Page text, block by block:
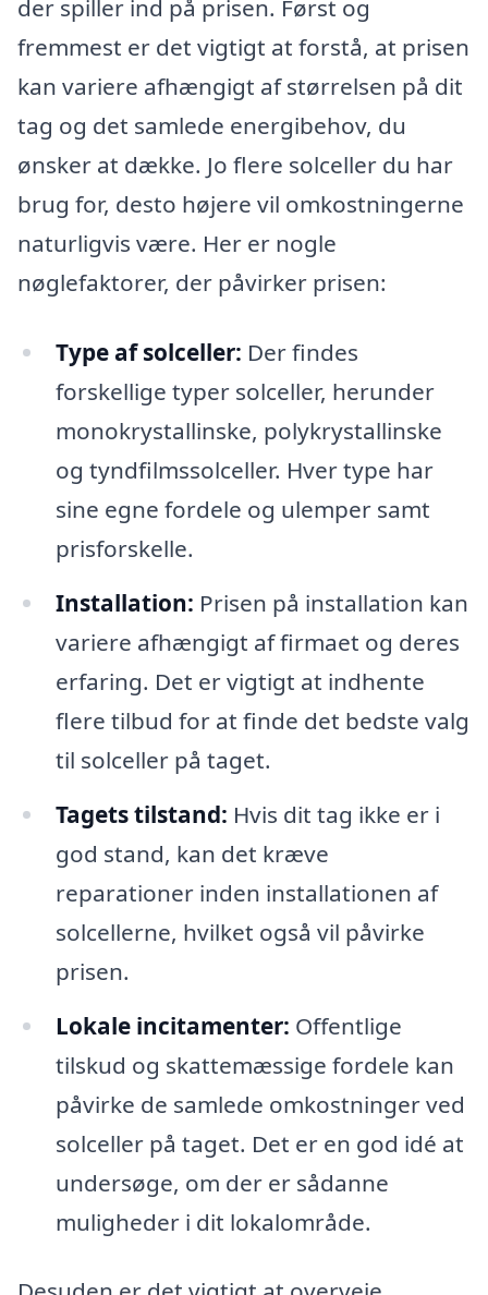
der spiller ind på prisen. Først og
fremmest er det vigtigt at forstå, at prisen
kan variere afhængigt af størrelsen på dit
tag og det samlede energibehov, du
ønsker at dække. Jo flere solceller du har
brug for, desto højere vil omkostningerne
naturligvis være. Her er nogle
nøglefaktorer, der påvirker prisen:
Type af solceller: Der findes
forskellige typer solceller, herunder
monokrystallinske, polykrystallinske
og tyndfilmssolceller. Hver type har
sine egne fordele og ulemper samt
prisforskelle.
Installation: Prisen på installation kan
variere afhængigt af firmaet og deres
erfaring. Det er vigtigt at indhente
flere tilbud for at finde det bedste valg
til solceller på taget.
Tagets tilstand: Hvis dit tag ikke er i
god stand, kan det kræve
reparationer inden installationen af
solcellerne, hvilket også vil påvirke
prisen.
Lokale incitamenter: Offentlige
tilskud og skattemæssige fordele kan
påvirke de samlede omkostninger ved
solceller på taget. Det er en god idé at
undersøge, om der er sådanne
muligheder i dit lokalområde.